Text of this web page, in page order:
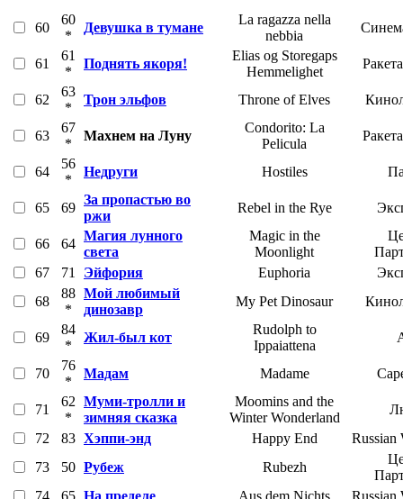
60
60
*
Девушка в тумане
La ragazza nella
nebbia
61
61
*
Поднять якоря!
Elias og Storegaps
Hemmelighet
62
63
*
Трон эльфов Throne of Elves
63
67
*
Махнем на Луну
Condorito: La
Pelicula
64
56
*
Недруги Hostiles
65 69
За пропастью во
ржи
Rebel in the Rye
66 64
Магия лунного
света
Magic in the
Moonlight
67
71 Эйфория Euphoria
68
88
*
Мой любимый
динозавр
My Pet Dinosaur
69
84
*
Жил-был кот
Rudolph to
Ippaiattena
70
76
*
Мадам Madame
71
62
*
Муми-тролли и
зимняя сказка
Moomins and the
Winter Wonderland
72
83 Хэппи-энд Happy End
Russian
73
50 Рубеж Rubezh
74
65 На пределе Aus dem Nichts
Russian